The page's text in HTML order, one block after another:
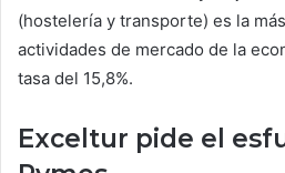
(hostelería y transporte) es la
actividades de mercado de la
tasa del 15,8%.
Exceltur pide el